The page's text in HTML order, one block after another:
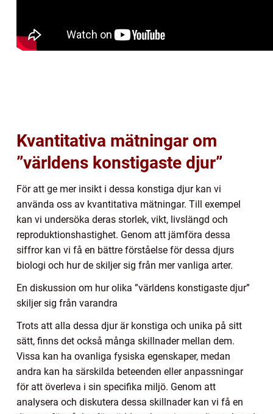
Kvantitativa mätningar om
”världens konstigaste djur”
För att ge mer insikt i dessa konstiga djur kan vi
använda oss av kvantitativa mätningar. Till exempel
kan vi undersöka deras storlek, vikt, livslängd och
reproduktionshastighet. Genom att jämföra dessa
siffror kan vi få en bättre förståelse för dessa djurs
biologi och hur de skiljer sig från mer vanliga arter.
En diskussion om hur olika ”världens konstigaste djur”
skiljer sig från varandra
Trots att alla dessa djur är konstiga och unika på sitt
sätt, finns det också många skillnader mellan dem.
Vissa kan ha ovanliga fysiska egenskaper, medan
andra kan ha särskilda beteenden eller anpassningar
för att överleva i sin specifika miljö. Genom att
analysera och diskutera dessa skillnader kan vi få en